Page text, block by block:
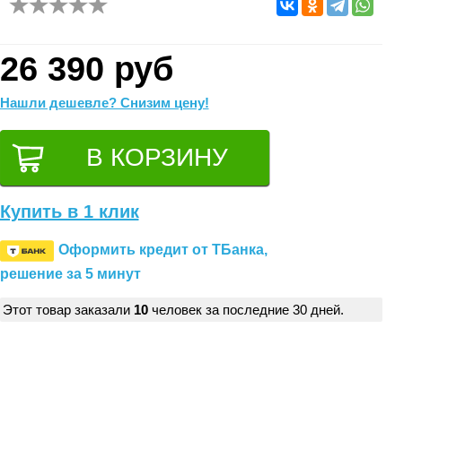
26 390 руб
Нашли дешевле? Снизим цену!
Купить в 1 клик
Оформить кредит от ТБанка,
решение за 5 минут
Этот товар заказали 10человек за последние 30 дней.